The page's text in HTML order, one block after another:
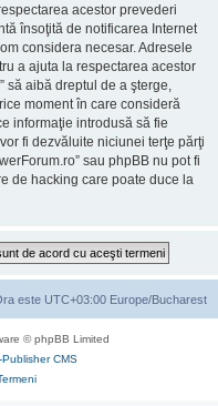
acestor prevederi
însoţită de notificarea Internet
considera necesar. Adresele
a ajuta la respectarea acestor
să aibă dreptul de a şterge,
moment în care consideră
informaţie introdusă să fie
fi dezvăluite niciunei terţe părţi
sau phpBB nu pot fi
de hacking care poate duce la
este UTC+03:00 Europe/Bucharest
© phpBB Limited
Publisher CMS